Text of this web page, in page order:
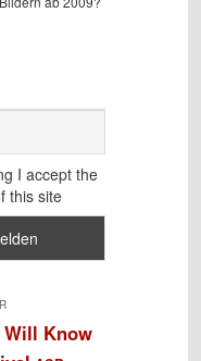
I accept the
this site
Know